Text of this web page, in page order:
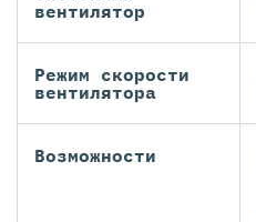
вентилятор
Режим скорости
вентилятора
Возможности